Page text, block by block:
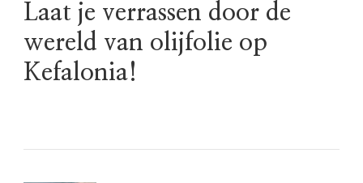
Laat je verrassen door de
wereld van olijfolie op
Kefalonia!